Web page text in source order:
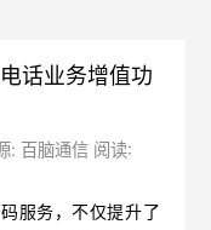
话业务增值功
百脑通信 阅读:
服务，不仅提升了